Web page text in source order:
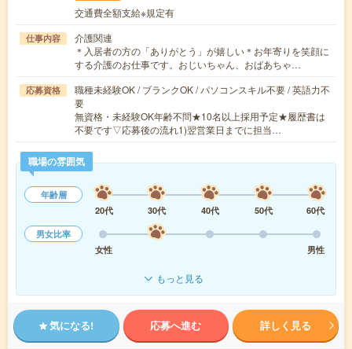
交通費全額支給※規定有
仕事内容
介護関連
＊入居者の方の「ありがとう」が嬉しい＊お年寄りを笑顔に
する介護のお仕事です。おじいちゃん、おばあちゃ…
応募資格
職種未経験OK / ブランクOK / パソコンスキル不要 / 英語力不
要
無資格・未経験OK年齢不問★10名以上採用予定★履歴書は
不要です▽応募後の流れ1)翌営業日までに担当…
職場の雰囲気
年齢層
20代
30代 40代 50代
60代
男女比率
女性
男性
もっと見る
気になる! 応募へ進む 詳しく見る